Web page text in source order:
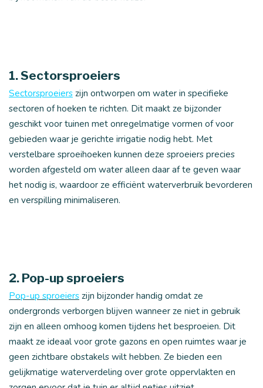
1. Sectorsproeiers
Sectorsproeierszijn ontworpen om water in specifieke
sectoren of hoeken te richten. Dit maakt ze bijzonder
geschikt voor tuinen met onregelmatige vormen of voor
gebieden waar je gerichte irrigatie nodig hebt. Met
verstelbare sproeihoeken kunnen deze sproeiers precies
worden afgesteld om water alleen daar af te geven waar
het nodig is, waardoor ze efficiënt waterverbruik bevorderen
en verspilling minimaliseren.
2. Pop-up sproeiers
Pop-up sproeierszijn bijzonder handig omdat ze
ondergronds verborgen blijven wanneer ze niet in gebruik
zijn en alleen omhoog komen tijdens het besproeien. Dit
maakt ze ideaal voor grote gazons en open ruimtes waar je
geen zichtbare obstakels wilt hebben. Ze bieden een
gelijkmatige waterverdeling over grote oppervlakten en